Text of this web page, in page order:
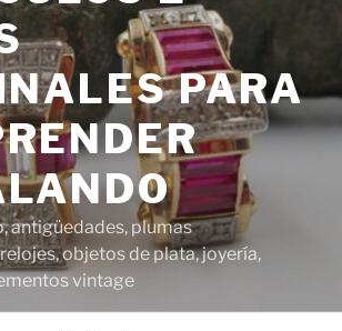
PARA
antigüedades, plumas
objetos de plata, joyería,
vintage